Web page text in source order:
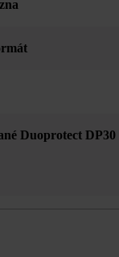
Duoprotect DP30